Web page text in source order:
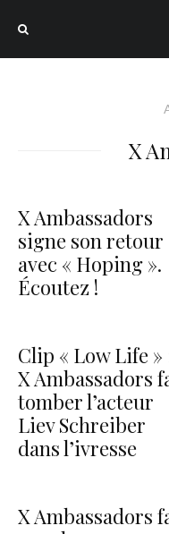
X
X Ambassadors
signe son retour
avec « Hoping ».
Écoutez !
Clip « Low Life »
X Ambassadors
tomber l’acteur
Liev Schreiber
dans l’ivresse
X Ambassadors